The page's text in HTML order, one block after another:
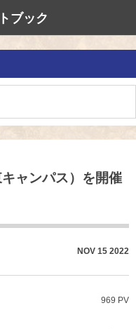
ブック
ャンパス）を開催
NOV 15 2022
969 PV
草の根交流
多文化共生社
日本語教室
私たちの国際
愛知県防災・